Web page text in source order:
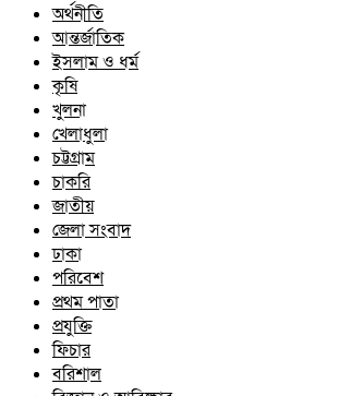
অর্থনীতি
আন্তর্জাতিক
ইসলাম ও ধর্ম
কৃষি
খুলনা
খেলাধুলা
চট্টগ্রাম
চাকরি
জাতীয়
জেলা সংবাদ
ঢাকা
পরিবেশ
প্রথম পাতা
প্রযুক্তি
ফিচার
বরিশাল